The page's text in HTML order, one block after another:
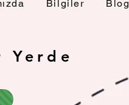
Bilgiler Blog
Yerde